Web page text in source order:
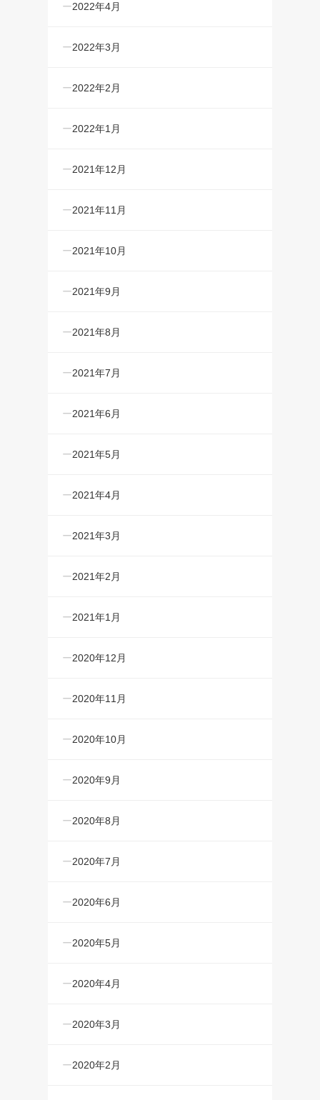
2022年4月
2022年3月
2022年2月
2022年1月
2021年12月
2021年11月
2021年10月
2021年9月
2021年8月
2021年7月
2021年6月
2021年5月
2021年4月
2021年3月
2021年2月
2021年1月
2020年12月
2020年11月
2020年10月
2020年9月
2020年8月
2020年7月
2020年6月
2020年5月
2020年4月
2020年3月
2020年2月